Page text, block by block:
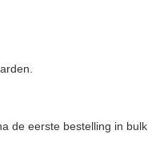
de eerste bestelling in bulk.